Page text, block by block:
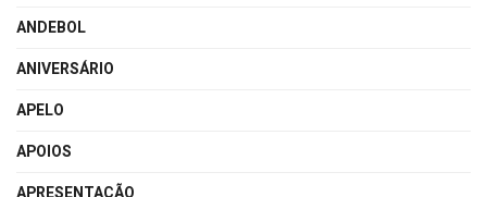
ANDEBOL
ANIVERSÁRIO
APELO
APOIOS